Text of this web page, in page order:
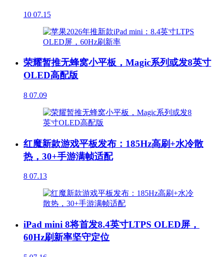
10 07.15
荣耀暂推无蜂窝小平板，Magic系列或发8英寸
OLED高配版
8 07.09
红魔新款游戏平板发布：185Hz高刷+水冷散
热，30+手游满帧适配
8 07.13
iPad mini 8将首发8.4英寸LTPS OLED屏，
60Hz刷新率坚守定位